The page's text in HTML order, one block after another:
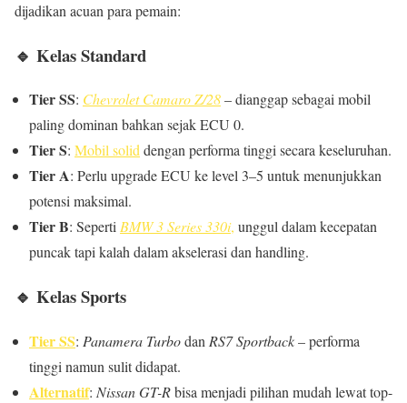
dijadikan acuan para pemain:
🔹 Kelas Standard
Tier SS: Chevrolet Camaro Z/28– dianggap sebagai mobil
paling dominan bahkan sejak ECU 0.
Tier S: Mobil soliddengan performa tinggi secara keseluruhan.
Tier A: Perlu upgrade ECU ke level 3–5 untuk menunjukkan
potensi maksimal.
Tier B: SepertiBMW 3 Series 330i, unggul dalam kecepatan
puncak tapi kalah dalam akselerasi dan handling.
🔹 Kelas Sports
Tier SS: Panamera Turbodan RS7 Sportback– performa
tinggi namun sulit didapat.
Alternatif: Nissan GT-Rbisa menjadi pilihan mudah lewat top-